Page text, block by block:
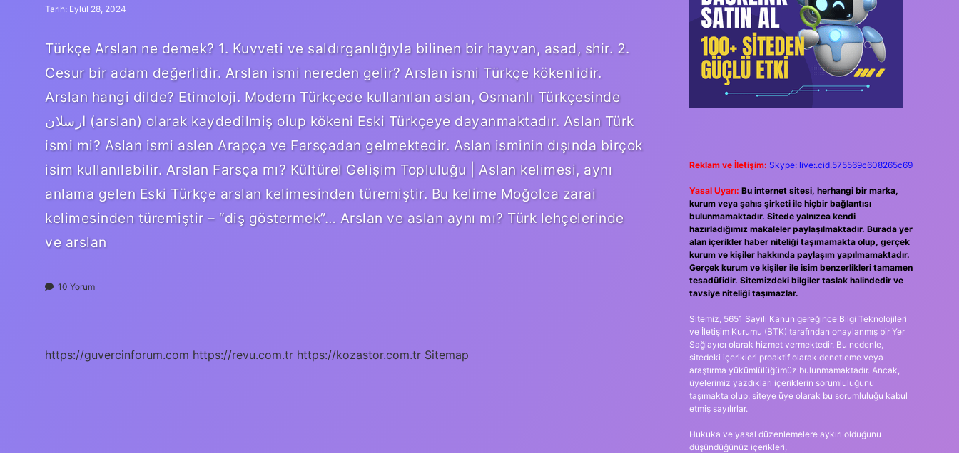
Tarih: Eylül 28, 2024
Türkçe Arslan ne demek? 1. Kuvveti ve saldırganlığıyla bilinen bir hayvan, asad, shir. 2.
Cesur bir adam değerlidir. Arslan ismi nereden gelir? Arslan ismi Türkçe kökenlidir.
Arslan hangi dilde? Etimoloji. Modern Türkçede kullanılan aslan, Osmanlı Türkçesinde
ارسلان (arslan) olarak kaydedilmiş olup kökeni Eski Türkçeye dayanmaktadır. Aslan Türk
ismi mi? Aslan ismi aslen Arapça ve Farsçadan gelmektedir. Aslan isminin dışında birçok
isim kullanılabilir. Arslan Farsça mı? Kültürel Gelişim Topluluğu | Aslan kelimesi, aynı
anlama gelen Eski Türkçe arslan kelimesinden türemiştir. Bu kelime Moğolca zarai
kelimesinden türemiştir – “diş göstermek”… Arslan ve aslan aynı mı? Türk lehçelerinde
ve arslan
10 Yorum
https://guvercinforum.com https://revu.com.tr https://kozastor.com.tr Sitemap
Reklam ve İletişim: Skype: live:.cid.575569c608265c69
Yasal Uyarı: Bu internet sitesi, herhangi bir marka,
kurum veya şahıs şirketi ile hiçbir bağlantısı
bulunmamaktadır. Sitede yalnızca kendi
hazırladığımız makaleler paylaşılmaktadır. Burada yer
alan içerikler haber niteliği taşımamakta olup, gerçek
kurum ve kişiler hakkında paylaşım yapılmamaktadır.
Gerçek kurum ve kişiler ile isim benzerlikleri tamamen
tesadüfidir. Sitemizdeki bilgiler taslak halindedir ve
tavsiye niteliği taşımazlar.
Sitemiz, 5651 Sayılı Kanun gereğince Bilgi Teknolojileri
ve İletişim Kurumu (BTK) tarafından onaylanmış bir Yer
Sağlayıcı olarak hizmet vermektedir. Bu nedenle,
sitedeki içerikleri proaktif olarak denetleme veya
araştırma yükümlülüğümüz bulunmamaktadır. Ancak,
üyelerimiz yazdıkları içeriklerin sorumluluğunu
taşımakta olup, siteye üye olarak bu sorumluluğu kabul
etmiş sayılırlar.
Hukuka ve yasal düzenlemelere aykırı olduğunu
düşündüğünüz içerikleri,